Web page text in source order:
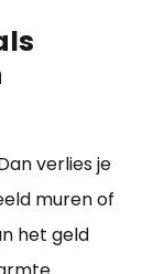
verlies je
muren of
het geld